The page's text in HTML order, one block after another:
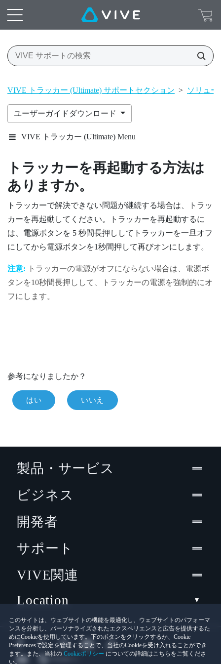
VIVE トラッカー (Ultimate) サポートセクション > ソリュー
ユーザーガイドダウンロード
VIVE トラッカー (Ultimate) Menu
トラッカーを再起動する方法は
ありますか。
トラッカーで解決できない問題が継続する場合は、トラッ
カーを再起動してください。トラッカーを再起動するに
は、 電源ボタンを 5 秒間長押ししてトラッカーを一旦オフ
にしてから電源ボタンを1秒間押して再びオンにします。
注意: トラッカーの電源がオフにならない場合は、 電源ボ
タンを10秒間長押しして、トラッカーの電源を強制的にオ
フにします。
参考になりましたか？
はい いいえ
このサイトは、ウェブサイトの機能を最適化し、ウェブサイトのパフォーマ
ンスを分析し、パーソナライズされたエクスペリエンスと広告を提供するた
めにCookieを使用しています。下のボタンをクリックするか、Cookie
Preferencesで設定を管理することで、当社のCookieを受け入れることができ
ます。また、当社の Cookieポリシー についての詳細はこちらをご覧くださ
い。
製品・サービス
ビジネス
開発者
サポート
VIVE関連
Location